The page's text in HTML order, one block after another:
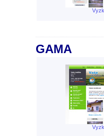
GAMA